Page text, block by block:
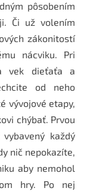
pôsobením
Či už volením
zákonitostí
nácviku. Pri
vek dieťaťa a
od neho
vývojové etapy,
chýbať. Prvou
každý
nič nepokazíte,
aby nemohol
hry. Po nej